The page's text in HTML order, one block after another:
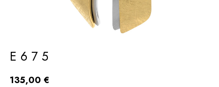
E675
Regulärer Preis:
135,00 €